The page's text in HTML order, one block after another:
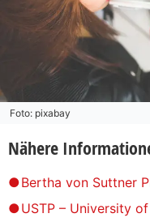
Foto: pixabay
Nähere
Bertha von Suttner
USTP – University